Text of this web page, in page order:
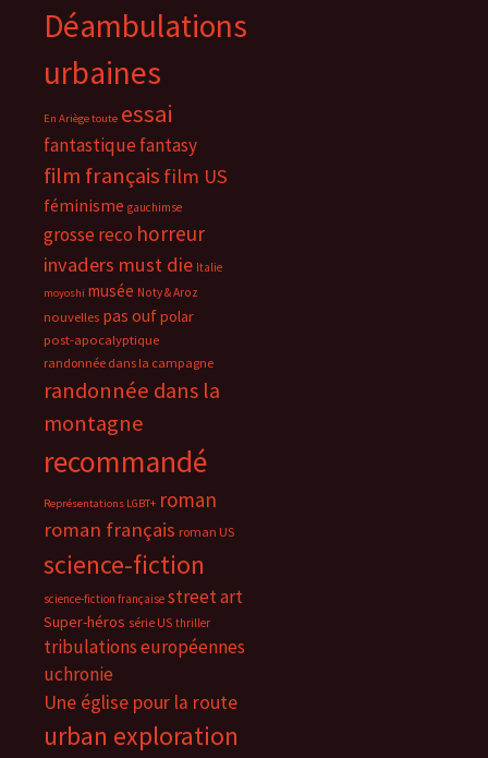
Déambulations
urbaines
En Ariège toute essai
fantastiquefantasy
film français film US
féminisme gauchimse
grosse reco horreur
invaders must die Italie
moyoshi musée Noty & Aroz
nouvelles pas oufpolar
post-apocalyptique
randonnée dans la campagne
randonnée dans la
montagne
recommandé
Représentations LGBT+ roman
roman français roman US
science-fiction
science-fiction française street art
Super-héros série US thriller
tribulations européennes
uchronie
Une église pour la route
urban exploration